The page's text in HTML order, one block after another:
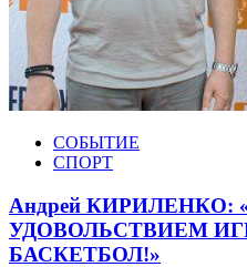
СОБЫТИЕ
СПОРТ
Андрей
УДОВОЛЬСТВИЕМ
БАСКЕТБОЛ!»